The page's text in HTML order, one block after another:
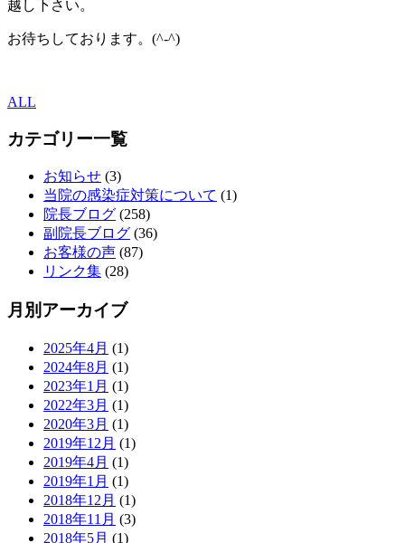
越し下さい。
お待ちしております。(^-^)
ALL
カテゴリー一覧
お知らせ (3)
当院の感染症対策について (1)
院長ブログ (258)
副院長ブログ (36)
お客様の声 (87)
リンク集 (28)
月別アーカイブ
2025年4月 (1)
2024年8月 (1)
2023年1月 (1)
2022年3月 (1)
2020年3月 (1)
2019年12月 (1)
2019年4月 (1)
2019年1月 (1)
2018年12月 (1)
2018年11月 (3)
2018年5月 (1)